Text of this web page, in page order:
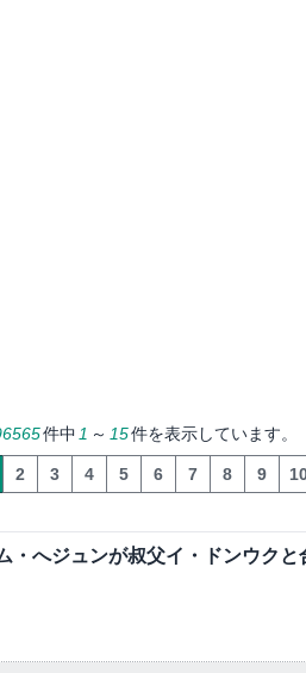
件中 1 ～ 15件を表示しています。
2 3 4 5 6 7 8 9
・へジュンが叔父イ・ドンウク